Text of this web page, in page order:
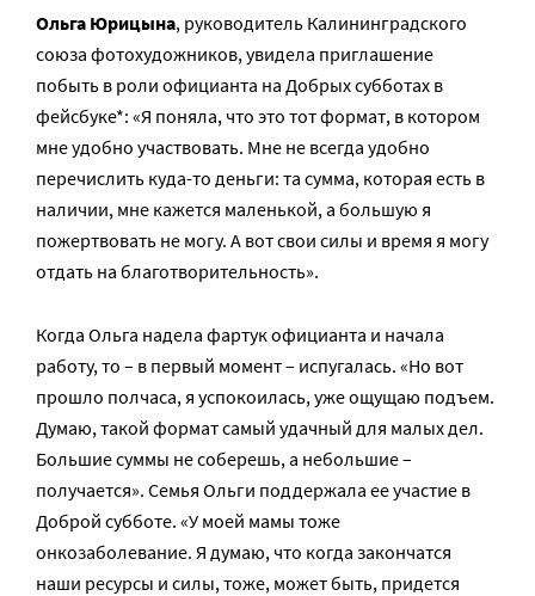
Ольга Юрицына, руководитель Калининградского
союза фотохудожников, увидела приглашение
побыть в роли официанта на Добрых субботах в
фейсбуке*: «Я поняла, что это тот формат, в котором
мне удобно участвовать. Мне не всегда удобно
перечислить куда-то деньги: та сумма, которая есть в
наличии, мне кажется маленькой, а большую я
пожертвовать не могу. А вот свои силы и время я могу
отдать на благотворительность».
Когда Ольга надела фартук официанта и начала
работу, то – в первый момент – испугалась. «Но вот
прошло полчаса, я успокоилась, уже ощущаю подъем.
Думаю, такой формат самый удачный для малых дел.
Большие суммы не соберешь, а небольшие –
получается». Семья Ольги поддержала ее участие в
Доброй субботе. «У моей мамы тоже
онкозаболевание. Я думаю, что когда закончатся
наши ресурсы и силы, тоже, может быть, придется